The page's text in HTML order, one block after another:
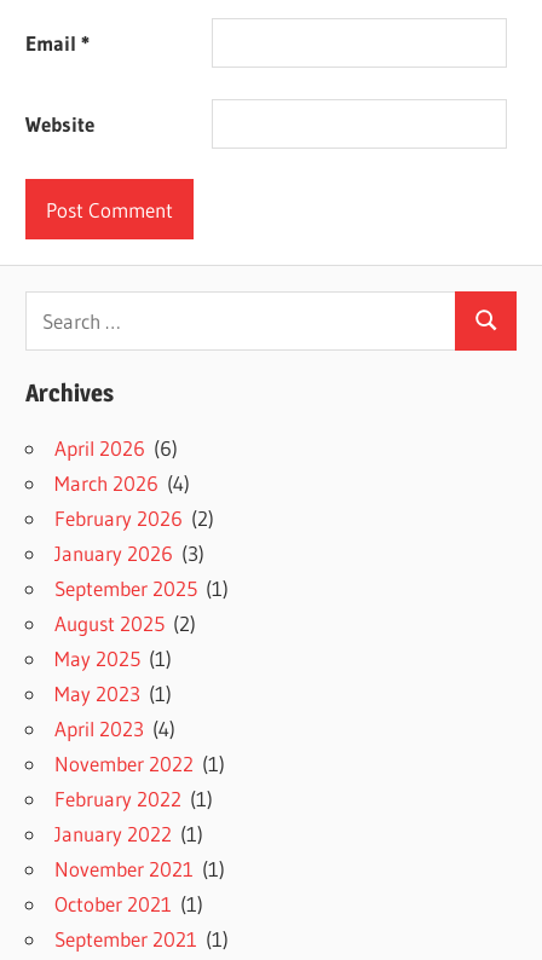
Email*
Website
Search
Archives
April 2026 (6)
March 2026 (4)
February 2026 (2)
January 2026 (3)
September 2025 (1)
August 2025 (2)
May 2025 (1)
May 2023 (1)
April 2023 (4)
November 2022 (1)
February 2022 (1)
January 2022 (1)
November 2021 (1)
October 2021 (1)
September 2021 (1)